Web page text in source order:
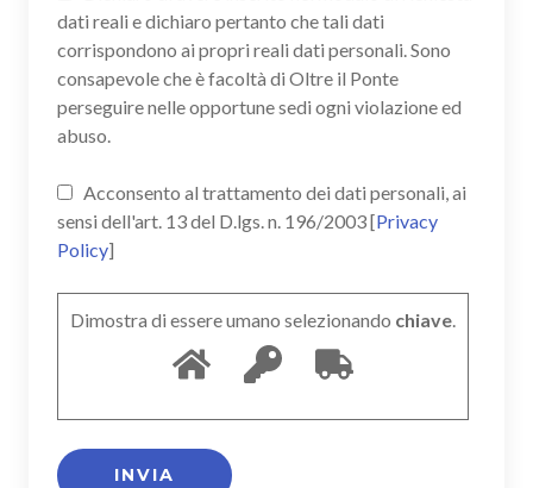
dati reali e dichiaro pertanto che tali dati
corrispondono ai propri reali dati personali. Sono
consapevole che è facoltà di Oltre il Ponte
perseguire nelle opportune sedi ogni violazione ed
abuso.
Acconsento al trattamento dei dati personali, ai
sensi dell'art. 13 del D.lgs. n. 196/2003 [Privacy
Policy]
Dimostra di essere umano selezionando chiave.